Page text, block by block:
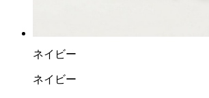
ネイビー
ネイビー